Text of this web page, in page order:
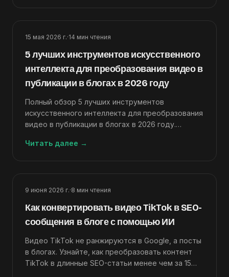
15 мая 2026 г.·14 мин чтения
5 лучших инструментов искусственного
интеллекта для преобразования видео в
публикации в блогах в 2026 году
Полный обзор 5 лучших инструментов
искусственного интеллекта для преобразования
видео в публикации в блогах в 2026 году.
выбора правильного.
Читать далее →
9 июня 2026 г.·8 мин чтения
Как конвертировать видео TikTok в SEO-
сообщения в блоге с помощью ИИ
Видео TikTok не ранжируются в Google, а посты
в блогах. Узнайте, как преобразовать контент
TikTok в длинные SEO-статьи менее чем за 15